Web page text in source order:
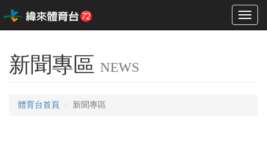
Toggle
新聞專區 NEWS
體育台首頁 新聞專區